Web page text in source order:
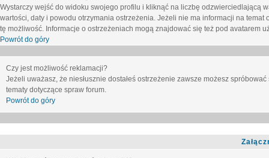
Wystarczy wejść do widoku swojego profilu i kliknąć na liczbę odzwierciedlającą
wartości, daty i powodu otrzymania ostrzeżenia. Jeżeli nie ma informacji na temat
tę możliwość. Informacje o ostrzeżeniach mogą znajdować się też pod avatarem
Powrót do góry
Czy jest możliwość reklamacji?
Jeżeli uważasz, że niesłusznie dostałeś ostrzeżenie zawsze możesz
tematy dotyczące spraw forum.
Powrót do góry